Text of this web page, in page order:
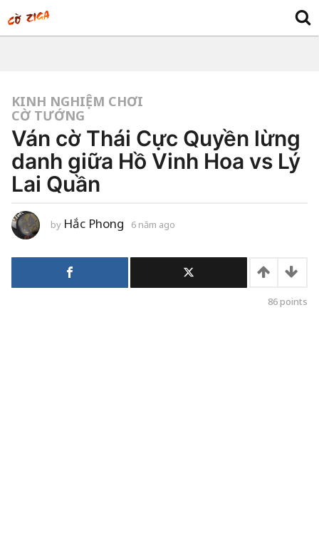
KINH NGHIỆM CHƠI
CỜ TƯỚNG
Ván cờ Thái Cực Quyền lừng
danh giữa Hồ Vinh Hoa vs Lý
Lai Quần
by Hắc Phong 6 năm ago
m
86points